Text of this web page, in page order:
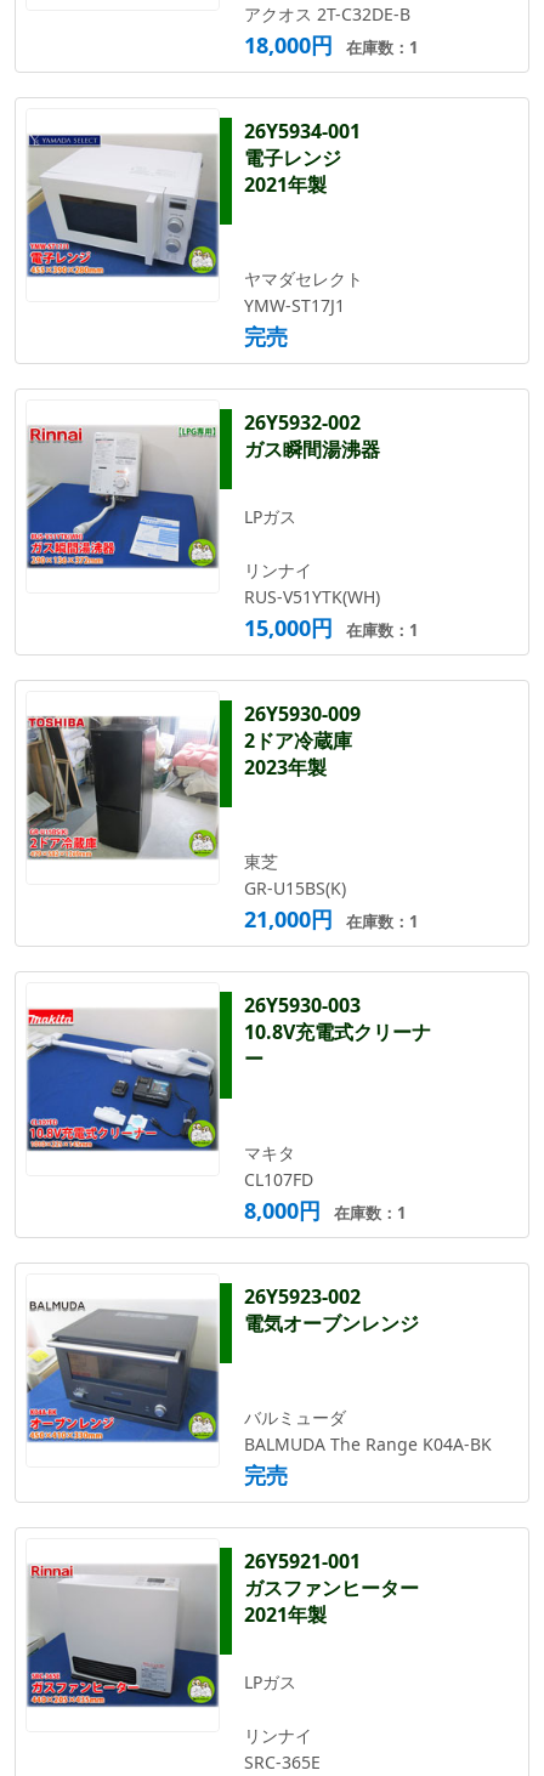
アクオス 2T-C32DE-B
18,000円 在庫数：1
26Y5934-001
電子レンジ
2021年製
ヤマダセレクト
YMW-ST17J1
完売
26Y5932-002
ガス瞬間湯沸器
LPガス
リンナイ
RUS-V51YTK(WH)
15,000円 在庫数：1
26Y5930-009
2ドア冷蔵庫
2023年製
東芝
GR-U15BS(K)
21,000円 在庫数：1
26Y5930-003
10.8V充電式クリーナ
ー
マキタ
CL107FD
8,000円 在庫数：1
26Y5923-002
電気オーブンレンジ
バルミューダ
BALMUDA The Range K04A-BK
完売
26Y5921-001
ガスファンヒーター
2021年製
LPガス
リンナイ
SRC-365E